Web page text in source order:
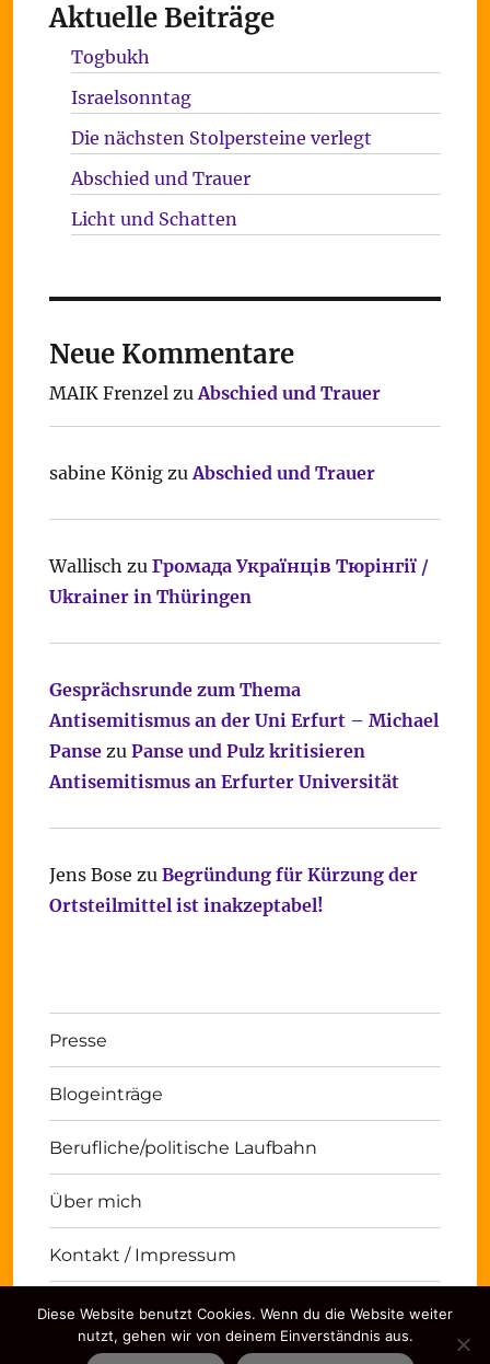
Aktuelle Beiträge
Togbukh
Israelsonntag
Die nächsten Stolpersteine verlegt
Abschied und Trauer
Licht und Schatten
Neue Kommentare
MAIK FrenzelzuAbschied und Trauer
sabine KönigzuAbschied und Trauer
Wallisch zu Громада Українців Тюрінгії /
Ukrainer in Thüringen
Gesprächsrunde zum Thema
Antisemitismus an der Uni Erfurt – Michael
Pansezu Panse und Pulz kritisieren
Antisemitismus an Erfurter Universität
Jens Bose zu Begründung für Kürzung der
Ortsteilmittel ist inakzeptabel!
Presse
Blogeinträge
Berufliche/politische Laufbahn
Über mich
Kontakt / Impressum
Michael Panse Kontakt / Impressum
Stolz
präsentiert von WordPress
Diese Website benutzt Cookies. Wenn du die Website weiter
nutzt, gehen wir von deinem Einverständnis aus.